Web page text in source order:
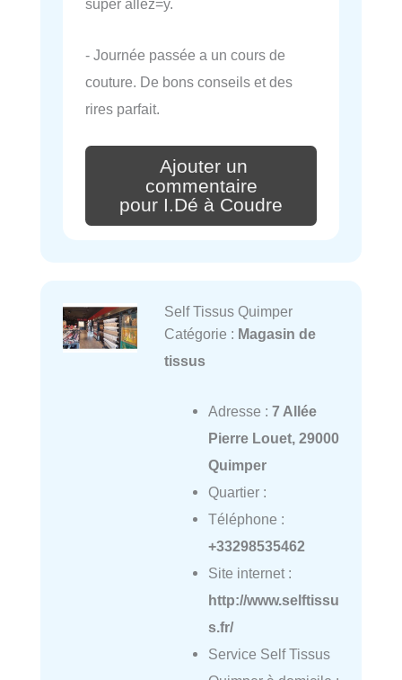
super allez=y.
- Journée passée a un cours de
couture. De bons conseils et des
rires parfait.
Ajouter un
commentaire
pour I.Dé à Coudre
Self Tissus Quimper
Catégorie : Magasin de
tissus
Adresse : 7 Allée
Pierre Louet, 29000
Quimper
Quartier :
Téléphone :
+33298535462
Site internet :
http://www.selftissu
s.fr/
Service Self Tissus